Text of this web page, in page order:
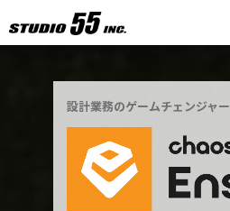
設計業務のゲームチェンジャー